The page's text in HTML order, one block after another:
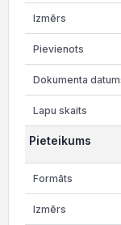
Pieteikums